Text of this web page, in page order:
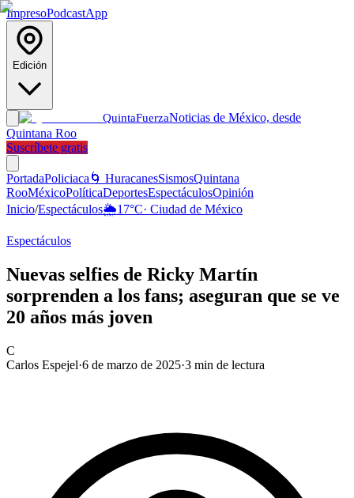
ImpresoPodcastApp
Edición
QuintaFuerzaNoticias de México, desde
Quintana Roo
Suscríbete gratis
PortadaPoliciaca 🌀 HuracanesSismosQuintana
RooMéxicoPolíticaDeportesEspectáculosOpinión
Inicio/Espectáculos🌦️17°C· Ciudad de México
Espectáculos
Nuevas selfies de Ricky Martín
sorprenden a los fans; aseguran que se ve
20 años más joven
C
Carlos Espejel·6 de marzo de 2025·3 min de lectura